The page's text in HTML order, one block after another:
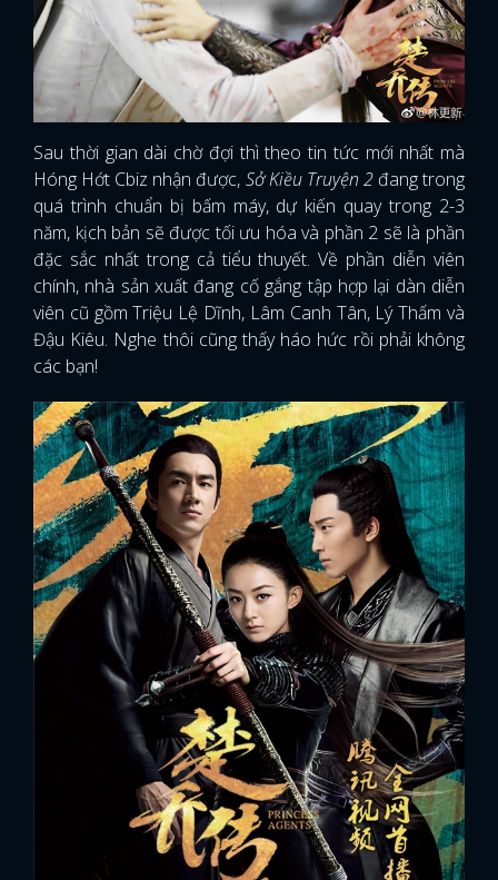
Sau thời gian dài chờ đợi thì theo tin tức mới nhất mà
Hóng Hớt Cbiz nhận được, Sở Kiều Truyện 2 đang trong
quá trình chuẩn bị bấm máy, dự kiến quay trong 2-3
năm, kịch bản sẽ được tối ưu hóa và phần 2 sẽ là phần
đặc sắc nhất trong cả tiểu thuyết. Về phần diễn viên
chính, nhà sản xuất đang cố gắng tập hợp lại dàn diễn
viên cũ gồm Triệu Lệ Dĩnh, Lâm Canh Tân, Lý Thấm và
Đậu Kiêu. Nghe thôi cũng thấy háo hức rồi phải không
các bạn!